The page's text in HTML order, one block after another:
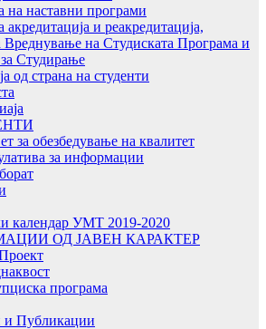
на наставни програми
и реакредитација,
Вреднување на Студиската Програма и
Студирање
од страна на студенти
за обезбедување на квалитет
за информации
календар УМТ 2019-2020
ОД ЈАВЕН КАРАКТЕР
програма
и Публикации